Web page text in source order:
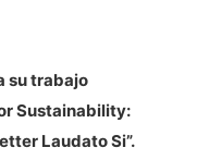
su trabajo
Sustainability:
Laudato Si”.